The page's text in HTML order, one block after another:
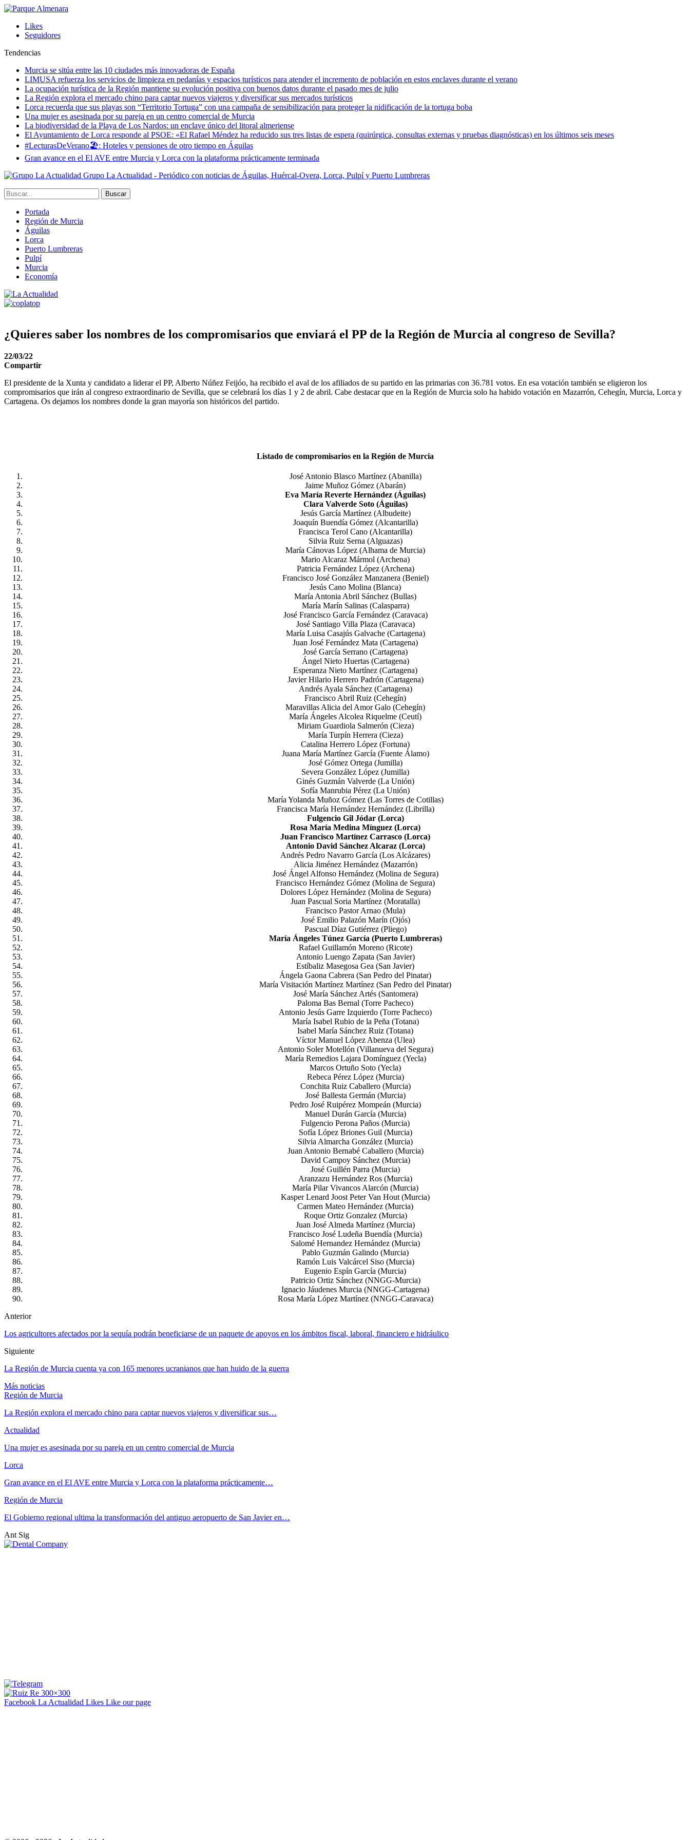
Likes
Seguidores
Tendencias
Murcia se sitúa entre las 10 ciudades más innovadoras de España
LIMUSA refuerza los servicios de limpieza en pedanías y espacios turísticos para atender el incremento de población en estos enclaves durante el verano
La ocupación turística de la Región mantiene su evolución positiva con buenos datos durante el pasado mes de julio
La Región explora el mercado chino para captar nuevos viajeros y diversificar sus mercados turísticos
Lorca recuerda que sus playas son “Territorio Tortuga” con una campaña de sensibilización para proteger la nidificación de la tortuga boba
Una mujer es asesinada por su pareja en un centro comercial de Murcia
La biodiversidad de la Playa de Los Nardos: un enclave único del litoral almeriense
El Ayuntamiento de Lorca responde al PSOE: «El Rafael Méndez ha reducido sus tres listas de espera (quirúrgica, consultas externas y pruebas diagnósticas) en los últimos seis meses
#LecturasDeVerano🏖: Hoteles y pensiones de otro tiempo en Águilas
Gran avance en el El AVE entre Murcia y Lorca con la plataforma prácticamente terminada
Grupo La Actualidad - Periódico con noticias de Águilas, Huércal-Overa, Lorca, Pulpí y Puerto Lumbreras
Portada
Región de Murcia
Águilas
Lorca
Puerto Lumbreras
Pulpí
Murcia
Economía
¿Quieres saber los nombres de los compromisarios que enviará el PP de la Región de Murcia al congreso de Sevilla?
22/03/22
Compartir
El presidente de la Xunta y candidato a liderar el PP, Alberto Núñez Feijóo, ha recibido el aval de los afiliados de su partido en las primarias con 36.781 votos. En esa votación también se eligieron los
compromisarios que irán al congreso extraordinario de Sevilla, que se celebrará los días 1 y 2 de abril. Cabe destacar que en la Región de Murcia solo ha habido votación en Mazarrón, Cehegín, Murcia, Lorca y
Cartagena. Os dejamos los nombres donde la gran mayoría son históricos del partido.
Listado de compromisarios en la Región de Murcia
José Antonio Blasco Martínez (Abanilla)
Jaime Muñoz Gómez (Abarán)
Eva María Reverte Hernández (Águilas)
Clara Valverde Soto (Águilas)
Jesús García Martínez (Albudeite)
Joaquín Buendía Gómez (Alcantarilla)
Francisca Terol Cano (Alcantarilla)
Silvia Ruiz Serna (Alguazas)
María Cánovas López (Alhama de Murcia)
Mario Alcaraz Mármol (Archena)
Patricia Fernández López (Archena)
Francisco José González Manzanera (Beniel)
Jesús Cano Molina (Blanca)
María Antonia Abril Sánchez (Bullas)
María Marín Salinas (Calasparra)
José Francisco García Fernández (Caravaca)
José Santiago Villa Plaza (Caravaca)
María Luisa Casajús Galvache (Cartagena)
Juan José Fernández Mata (Cartagena)
José García Serrano (Cartagena)
Ángel Nieto Huertas (Cartagena)
Esperanza Nieto Martínez (Cartagena)
Javier Hilario Herrero Padrón (Cartagena)
Andrés Ayala Sánchez (Cartagena)
Francisco Abril Ruiz (Cehegín)
Maravillas Alicia del Amor Galo (Cehegín)
María Ángeles Alcolea Riquelme (Ceutí)
Miriam Guardiola Salmerón (Cieza)
María Turpín Herrera (Cieza)
Catalina Herrero López (Fortuna)
Juana María Martínez García (Fuente Álamo)
José Gómez Ortega (Jumilla)
Severa González López (Jumilla)
Ginés Guzmán Valverde (La Unión)
Sofía Manrubia Pérez (La Unión)
María Yolanda Muñoz Gómez (Las Torres de Cotillas)
Francisca María Hernández Hernández (Librilla)
Fulgencio Gil Jódar (Lorca)
Rosa María Medina Mínguez (Lorca)
Juan Francisco Martínez Carrasco (Lorca)
Antonio David Sánchez Alcaraz (Lorca)
Andrés Pedro Navarro García (Los Alcázares)
Alicia Jiménez Hernández (Mazarrón)
José Ángel Alfonso Hernández (Molina de Segura)
Francisco Hernández Gómez (Molina de Segura)
Dolores López Hernández (Molina de Segura)
Juan Pascual Soria Martínez (Moratalla)
Francisco Pastor Arnao (Mula)
José Emilio Palazón Marín (Ojós)
Pascual Díaz Gutiérrez (Pliego)
María Ángeles Túnez García (Puerto Lumbreras)
Rafael Guillamón Moreno (Ricote)
Antonio Luengo Zapata (San Javier)
Estíbaliz Masegosa Gea (San Javier)
Ángela Gaona Cabrera (San Pedro del Pinatar)
María Visitación Martínez Martínez (San Pedro del Pinatar)
José María Sánchez Artés (Santomera)
Paloma Bas Bernal (Torre Pacheco)
Antonio Jesús Garre Izquierdo (Torre Pacheco)
María Isabel Rubio de la Peña (Totana)
Isabel María Sánchez Ruiz (Totana)
Víctor Manuel López Abenza (Ulea)
Antonio Soler Motellón (Villanueva del Segura)
María Remedios Lajara Domínguez (Yecla)
Marcos Ortuño Soto (Yecla)
Rebeca Pérez López (Murcia)
Conchita Ruiz Caballero (Murcia)
José Ballesta Germán (Murcia)
Pedro José Ruipérez Mompeán (Murcia)
Manuel Durán García (Murcia)
Fulgencio Perona Paños (Murcia)
Sofía López Briones Guil (Murcia)
Silvia Almarcha González (Murcia)
Juan Antonio Bernabé Caballero (Murcia)
David Campoy Sánchez (Murcia)
José Guillén Parra (Murcia)
Aranzazu Hernández Ros (Murcia)
María Pilar Vivancos Alarcón (Murcia)
Kasper Lenard Joost Peter Van Hout (Murcia)
Carmen Mateo Hernández (Murcia)
Roque Ortiz Gonzalez (Murcia)
Juan José Almeda Martínez (Murcia)
Francisco José Ludeña Buendía (Murcia)
Salomé Hernandez Hernández (Murcia)
Pablo Guzmán Galindo (Murcia)
Ramón Luis Valcárcel Siso (Murcia)
Eugenio Espín García (Murcia)
Patricio Ortiz Sánchez (NNGG-Murcia)
Ignacio Jáudenes Murcia (NNGG-Cartagena)
Rosa María López Martínez (NNGG-Caravaca)
Anterior
Los agricultores afectados por la sequía podrán beneficiarse de un paquete de apoyos en los ámbitos fiscal, laboral, financiero e hidráulico
Siguiente
La Región de Murcia cuenta ya con 165 menores ucranianos que han huido de la guerra
Más noticias
Región de Murcia
La Región explora el mercado chino para captar nuevos viajeros y diversificar sus…
Actualidad
Una mujer es asesinada por su pareja en un centro comercial de Murcia
Lorca
Gran avance en el El AVE entre Murcia y Lorca con la plataforma prácticamente…
Región de Murcia
El Gobierno regional ultima la transformación del antiguo aeropuerto de San Javier en…
Ant Sig
Facebook La Actualidad Likes Like our page